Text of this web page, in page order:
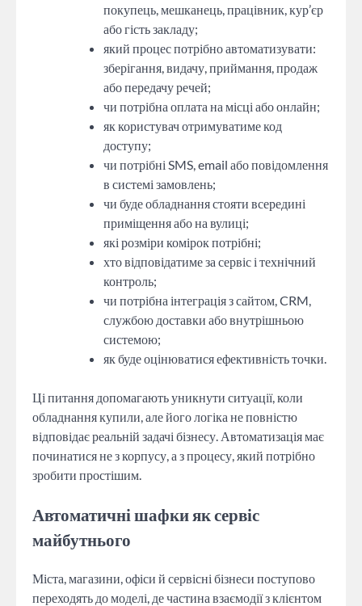
покупець, мешканець, працівник, кур’єр
або гість закладу;
який процес потрібно автоматизувати:
зберігання, видачу, приймання, продаж
або передачу речей;
чи потрібна оплата на місці або онлайн;
як користувач отримуватиме код
доступу;
чи потрібні SMS, email або повідомлення
в системі замовлень;
чи буде обладнання стояти всередині
приміщення або на вулиці;
які розміри комірок потрібні;
хто відповідатиме за сервіс і технічний
контроль;
чи потрібна інтеграція з сайтом, CRM,
службою доставки або внутрішньою
системою;
як буде оцінюватися ефективність точки.
Ці питання допомагають уникнути ситуації, коли
обладнання купили, але його логіка не повністю
відповідає реальній задачі бізнесу. Автоматизація має
починатися не з корпусу, а з процесу, який потрібно
зробити простішим.
Автоматичні шафки як сервіс
майбутнього
Міста, магазини, офіси й сервісні бізнеси поступово
переходять до моделі, де частина взаємодії з клієнтом